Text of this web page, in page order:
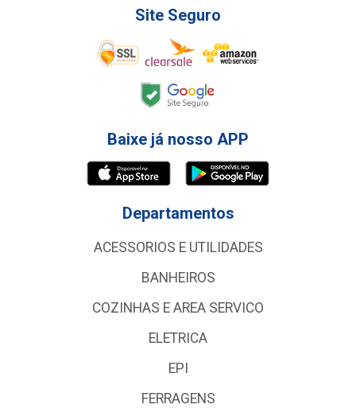
Site Seguro
Baixe já nosso APP
Departamentos
ACESSORIOS E UTILIDADES
BANHEIROS
COZINHAS E AREA SERVICO
ELETRICA
EPI
FERRAGENS